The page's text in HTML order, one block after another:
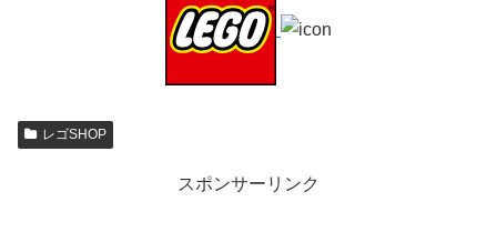
レゴSHOP
スポンサーリンク